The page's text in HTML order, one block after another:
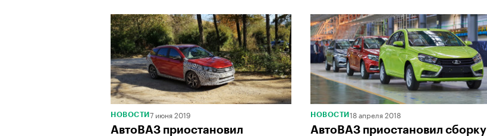
НОВОСТИ 7 июня 2019
АвтоВАЗ приостановил
НОВОСТИ 18 апреля 2018
АвтоВАЗ приостановил сборку